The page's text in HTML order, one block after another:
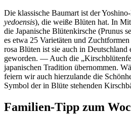
Die klassische Baumart ist der
yedoensis), die weiße Blüten hat. In
die Japanische Blütenkirsche (Prunus
es etwa 25 Varietäten und
rosa Blüten ist sie auch in
geworden. — Auch die
japanischen Tradition übernommen.
feiern wir auch hierzulande die
Symbol der in Blüte stehenden
Familien-Tipp zum